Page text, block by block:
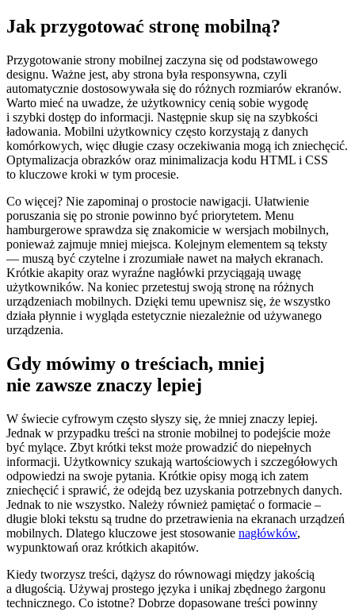
Jak przygotować stronę mobilną?
Przygotowanie strony mobilnej zaczyna się od podstawowego
designu. Ważne jest, aby strona była responsywna, czyli
automatycznie dostosowywała się do różnych rozmiarów ekranów.
Warto mieć na uwadze, że użytkownicy cenią sobie wygodę
i szybki dostęp do informacji. Następnie skup się na szybkości
ładowania. Mobilni użytkownicy często korzystają z danych
komórkowych, więc długie czasy oczekiwania mogą ich zniechęcić.
Optymalizacja obrazków oraz minimalizacja kodu HTML i CSS
to kluczowe kroki w tym procesie.
Co więcej? Nie zapominaj o prostocie nawigacji. Ułatwienie
poruszania się po stronie powinno być priorytetem. Menu
hamburgerowe sprawdza się znakomicie w wersjach mobilnych,
ponieważ zajmuje mniej miejsca. Kolejnym elementem są teksty
— muszą być czytelne i zrozumiałe nawet na małych ekranach.
Krótkie akapity oraz wyraźne nagłówki przyciągają uwagę
użytkowników. Na koniec przetestuj swoją stronę na różnych
urządzeniach mobilnych. Dzięki temu upewnisz się, że wszystko
działa płynnie i wygląda estetycznie niezależnie od używanego
urządzenia.
Gdy mówimy o treściach, mniej
nie zawsze znaczy lepiej
W świecie cyfrowym często słyszy się, że mniej znaczy lepiej.
Jednak w przypadku treści na stronie mobilnej to podejście może
być mylące. Zbyt krótki tekst może prowadzić do niepełnych
informacji. Użytkownicy szukają wartościowych i szczegółowych
odpowiedzi na swoje pytania. Krótkie opisy mogą ich zatem
zniechęcić i sprawić, że odejdą bez uzyskania potrzebnych danych.
Jednak to nie wszystko. Należy również pamiętać o formacie –
długie bloki tekstu są trudne do przetrawienia na ekranach urządzeń
mobilnych. Dlatego kluczowe jest stosowanie nagłówków,
wypunktowań oraz krótkich akapitów.
Kiedy tworzysz treści, dążysz do równowagi między jakością
a długością. Używaj prostego języka i unikaj zbędnego żargonu
technicznego. Co istotne? Dobrze dopasowane treści powinny